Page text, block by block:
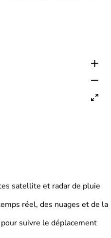
satellite et radar de pluie
réel, des nuages et de la
suivre le déplacement